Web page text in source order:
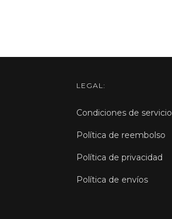
LEGAL:
Condiciones de servicio
Política de reembolso
Política de privacidad
Política de envíos